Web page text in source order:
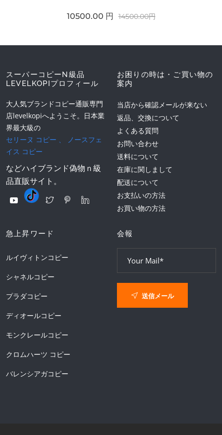
10500.00 円 14500.00円
スーパーコピーN級品
LEVELKOPIプロフィール
大人気ブランドコピー通販専門
店levelkopiへようこそ。日本業
界最大級の
セリーヌ コピー 、
ノースフェ
イス コピー
などハイブランド偽物ｎ級
品直販サイト。
お困りの時は・ご買い物の
案内
当店から確認メールが来ない
返品、交換について
よくある質問
お問い合わせ
送料について
在庫に関しまして
配送について
お支払いの方法
お買い物の方法
急上昇ワード
ルイヴィトンコピー
シャネルコピー
プラダコピー
ディオールコピー
モンクレールコピー
クロムハーツ コピー
バレンシアガコピー
会報
送信メール